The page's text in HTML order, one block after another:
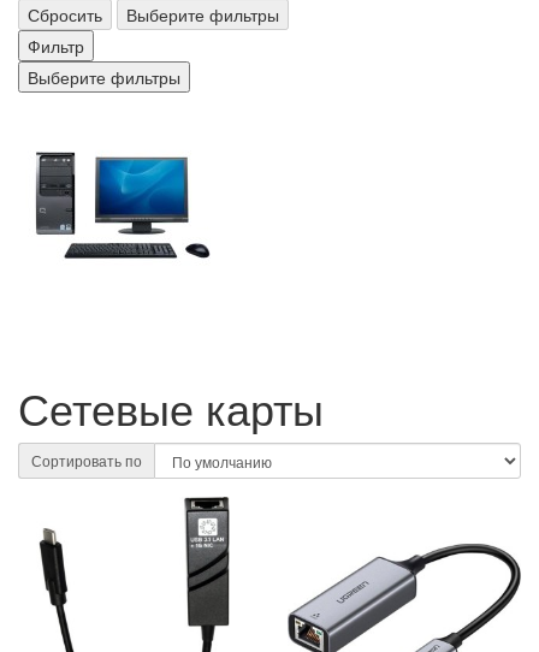
Сбросить
Выберите фильтры
Фильтр
Выберите фильтры
Сетевые карты
Сортировать по